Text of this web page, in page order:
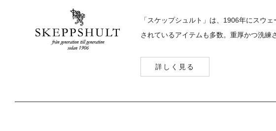
「スケップシュルト」は、1906年にスウ
されているアイテムも多数。重厚かつ洗練
詳しく見る